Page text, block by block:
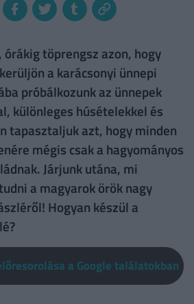
töprengsz azon, hogy
a karácsonyi ünnepi
próbálkozunk az ünnepek
különleges húsételekkel és
tapasztaljuk azt, hogy minden
mégis csak a hagyományos
Járjunk utána, mi
a magyarok örök nagy
Hogyan készül a
a Google találatokban